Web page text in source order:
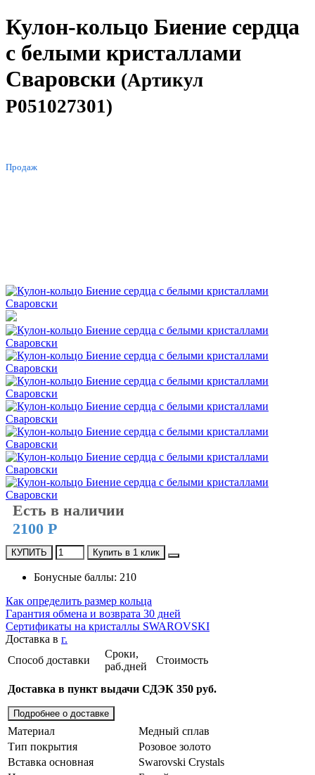
Кулон-кольцо Биение сердца
с белыми кристаллами
Сваровски (Артикул
P051027301)
Продаж
Есть в наличии
2100 Р
КУПИТЬ Купить в 1 клик
Бонусные баллы: 210
Как определить размер кольца
Гарантия обмена и возврата 30 дней
Сертификаты на кристаллы SWAROVSKI
Доставка в г.
Способ доставки
Сроки,
раб.дней
Стоимость
Доставка в пункт выдачи СДЭК 350 руб.
Подробнее о доставке
Материал
Медный сплав
Тип покрытия
Розовое золото
Вставка основная
Swarovski Crystals